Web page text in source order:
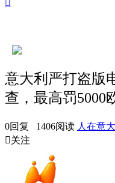

意大利严打盗版
查，最高罚5000
0回复 1406阅读 人在意
关注